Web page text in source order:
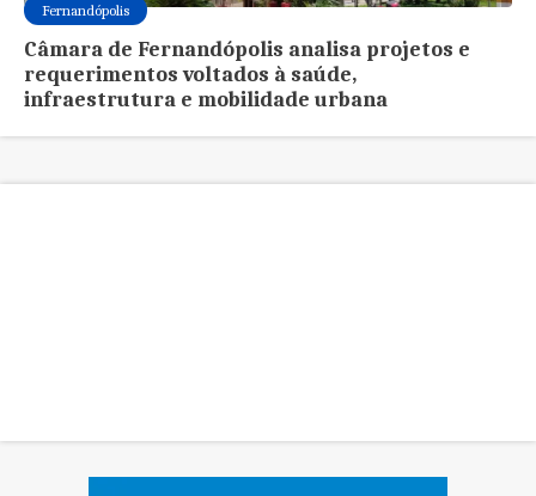
Fernandópolis
Câmara de Fernandópolis analisa projetos e
requerimentos voltados à saúde,
infraestrutura e mobilidade urbana